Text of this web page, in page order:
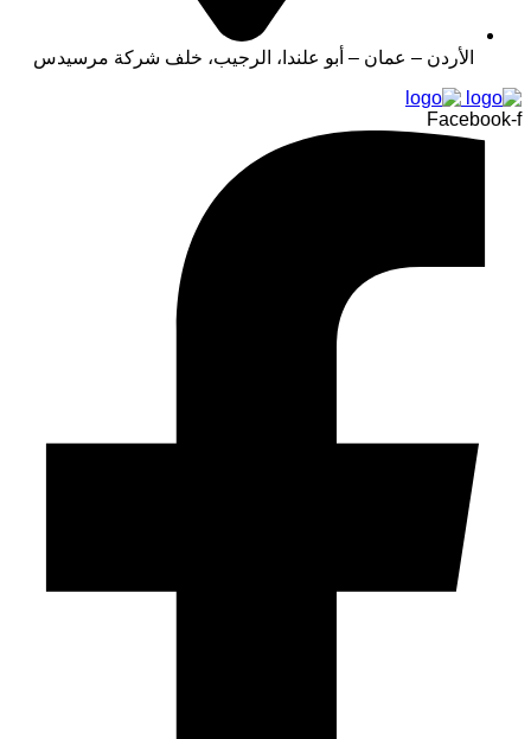
الأردن – عمان – أبو علندا، الرجيب، خلف شركة مرسيدس
Facebook-f